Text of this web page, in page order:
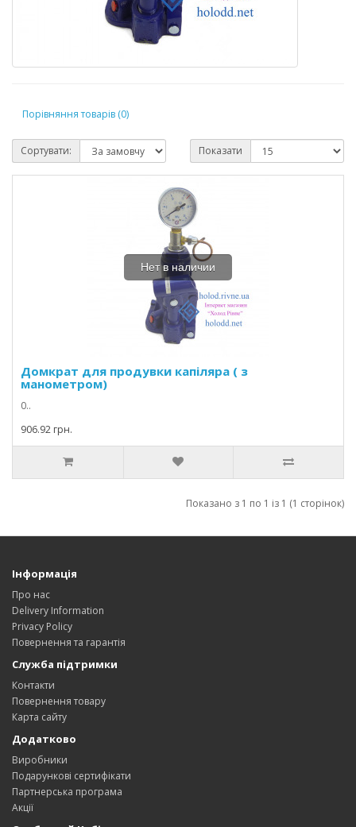
Порівняння товарів (0)
Сортувати: Показати
Нет в наличии
Домкрат для продувки капіляра ( з
манометром)
0..
906.92 грн.
Показано з 1 по 1 із 1 (1 сторінок)
Інформація
Про нас
Delivery Information
Privacy Policy
Повернення та гарантія
Служба підтримки
Контакти
Повернення товару
Карта сайту
Додатково
Виробники
Подарункові сертифікати
Партнерська програма
Акції